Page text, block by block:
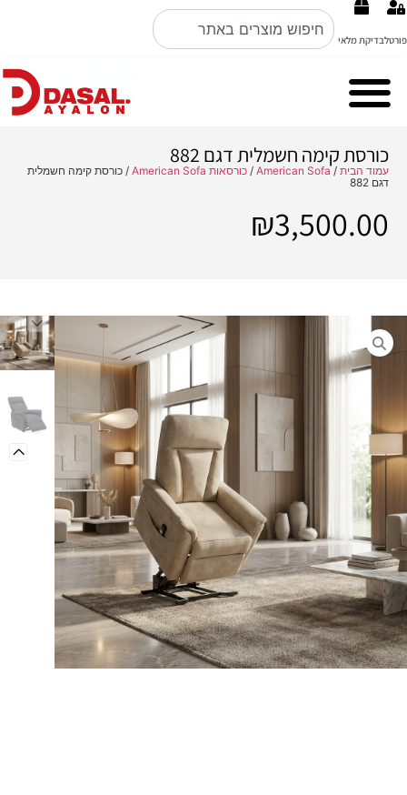
פורטלבדיקת מלאי
כורסת קימה חשמלית דגם 882
עמוד הבית /
American Sofa
/ כורסאות American Sofa
/ כורסת קימה חשמלית
דגם 882
₪3,500.00